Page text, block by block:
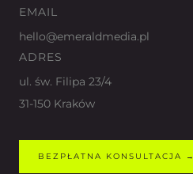
EMAIL
hello@emeraldmedia.pl
ADRES
ul. św. Filipa 23/4
31-150 Kraków
BEZPŁATNA KONSULTACJA →